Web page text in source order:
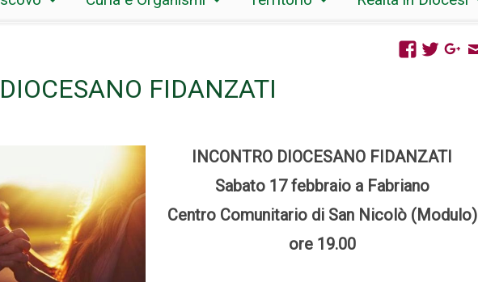
FIDANZATI
INCONTRO DIOCESANO FIDANZATI
Sabato 17 febbraio a Fabriano
Centro Comunitario di San Nicolò (Modulo)
ore 19.00